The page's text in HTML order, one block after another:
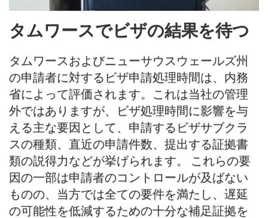
タムワースでビザの結果を待つ
タムワースおよびニューサウスウェールズ州
の申請者に対するビザ申請処理時間は、内務
省によって評価されます。これは当社の管理
外ではありますが、ビザ処理時間に影響を与
える主な要因として、申請するビザサブクラ
スの種類、直近の申請件数、提出する証拠書
類の説得力などが挙げられます。 これらの要
因の一部は申請者のコントロールが及ばない
ものの、当方では全ての要件を満たし、遅延
の可能性を低減するための十分な補足証拠を